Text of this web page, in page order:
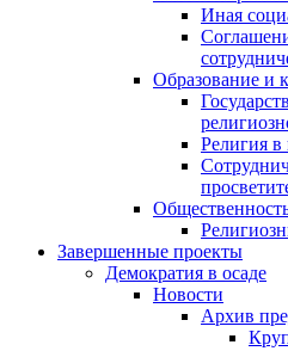
Иная
Образование и
Религия в
Завершенные проекты
Демократия в осаде
Новости
Архив